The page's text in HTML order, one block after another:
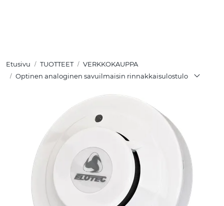
Etusivu TUOTTEET
VERKKOKAUPPA
Optinen analoginen savuilmaisin rinnakkaisulostulo
RATKAISUT
YHTEYSTIEDOT
VERKKOKAUPPA